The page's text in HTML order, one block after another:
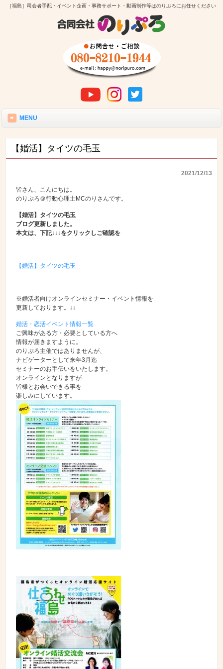
［福島］司会者手配・イベント企画・事務サポート・動画制作等はのりぷろにお任せください
MENU
【婚活】タイツの毛玉
2021/12/13
皆さん、こんにちは。
のりぷろ＠行動心理士MCのりさんです。
【婚活】タイツの毛玉
ブログ更新しました。
本文は、下記↓↓↓をクリックしご確認を
【婚活】タイツの毛玉
※婚活者向けオンラインセミナー・イベント情報を
更新しております。↓↓
婚活・恋活イベント情報一覧
ご興味がある方・必要としている方へ
情報が届きますように。
のりぷろ主催ではありませんが、
ナビゲーターとして来年3月迄
セミナーのお手伝いをいたします。
オンラインとなりますが
皆様とお会いできる事を
楽しみにしています。